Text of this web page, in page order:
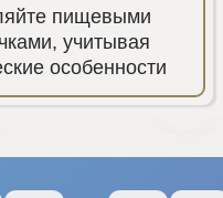
пищевыми
учитывая
особенности